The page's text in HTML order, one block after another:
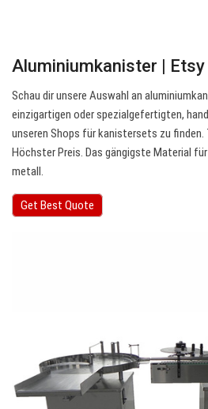
Aluminiumkanister | Etsy
Schau dir unsere Auswahl an
einzigartigen oder spezialgefertigten,
unseren Shops für kanistersets zu finden.
Höchster Preis. Das gängigste Material
metall.
Get Best Quote